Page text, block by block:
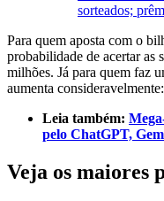
sorteados;
Para quem aposta com o
probabilidade de acertar as
milhões. Já para quem faz
aumenta
Leia também:
pelo ChatGPT,
Veja os maiores